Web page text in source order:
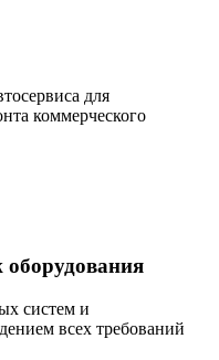
для
коммерческого
систем и
всех требований